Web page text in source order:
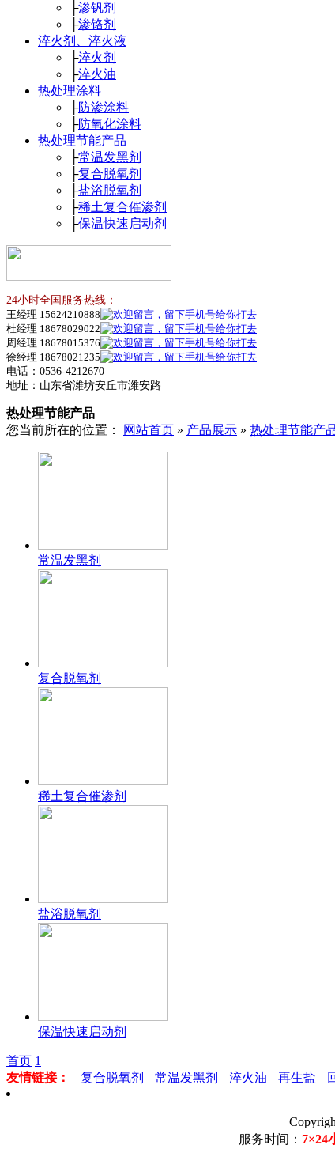
├渗钒剂
├渗铬剂
淬火剂、淬火液
├淬火剂
├淬火油
热处理涂料
├防渗涂料
├防氧化涂料
热处理节能产品
├常温发黑剂
├复合脱氧剂
├盐浴脱氧剂
├稀土复合催渗剂
├保温快速启动剂
24小时全国服务热线：
王经理 15624210888
杜经理 18678029022
周经理 18678015376
徐经理 18678021235
电话：0536-4212670
地址：山东省潍坊安丘市潍安路
热处理节能产品
您当前所在的位置：
网站首页 » 产品展示 » 热处理节能产
常温发黑剂
复合脱氧剂
稀土复合催渗剂
盐浴脱氧剂
保温快速启动剂
首页 1
友情链接：
复合脱氧剂 常温发黑剂 淬火油 再生盐
服务时间： 7×24